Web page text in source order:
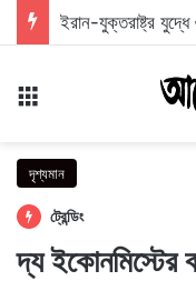
ইরান-যুক্তরাষ্ট্র যুদ্ধে
দৃশ্যমান
ট্রেন্ডিং
দ্য ইকোনমিস্টের